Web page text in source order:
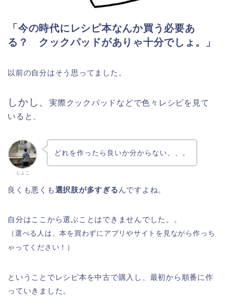
「今の時代にレシピ本なんか買う必要あ
る？ クックパッドがありゃ十分でしょ。」
以前の自分はそう思ってました。
しかし、実際クックパッドなどで色々レシピを見て
いると、
じょこ
どれを作ったら良いか分からない、、。
良くも悪くも選択肢が多すぎる んですよね。
自分はここから選ぶことはできませんでした。。
（選べる人は、本を買わずにアプリやサイトを見ながら作っち
ゃってください！）
ということでレシピ本を中古で購入し、最初から順番に作
っていきました。